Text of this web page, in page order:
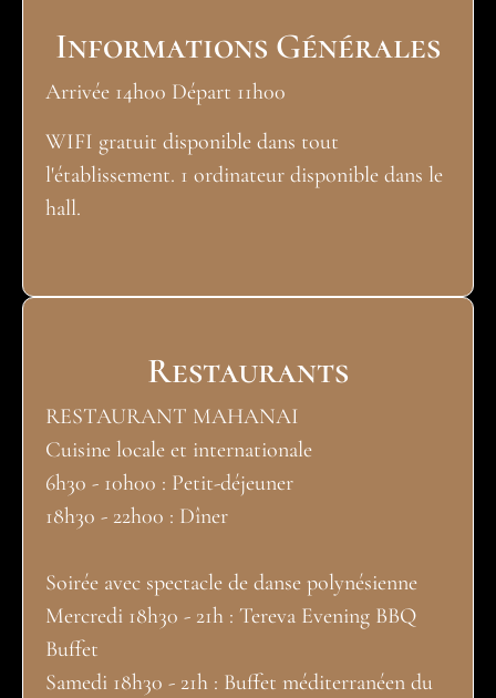
Informations Générales
Arrivée 14h00 Départ 11h00
WIFI gratuit disponible dans tout
l'établissement. 1 ordinateur disponible dans le
hall.
Restaurants
RESTAURANT MAHANAI
Cuisine locale et internationale
6h30 - 10h00 : Petit-déjeuner
18h30 - 22h00 : Dîner
Soirée avec spectacle de danse polynésienne
Mercredi 18h30 - 21h : Tereva Evening BBQ
Buffet
Samedi 18h30 - 21h : Buffet méditerranéen du